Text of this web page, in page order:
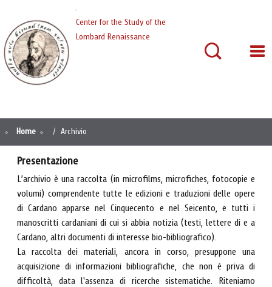
Center for the Study of the
Lombard Renaissance
Home Archivio
Presentazione
L’archivio è una raccolta (in microfilms, microfiches, fotocopie e
volumi) comprendente tutte le edizioni e traduzioni delle opere
di Cardano apparse nel Cinquecento e nel Seicento, e tutti i
manoscritti cardaniani di cui si abbia notizia (testi, lettere di e a
Cardano, altri documenti di interesse bio-bibliografico).
La raccolta dei materiali, ancora in corso, presuppone una
acquisizione di informazioni bibliografiche, che non è priva di
difficoltà, data l'assenza di ricerche sistematiche. Riteniamo